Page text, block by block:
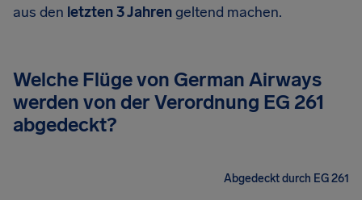
aus den letzten 3 Jahrengeltend machen.
Welche Flüge von German Airways
werden von der Verordnung EG 261
abgedeckt?
Abgedeckt durch EG 261